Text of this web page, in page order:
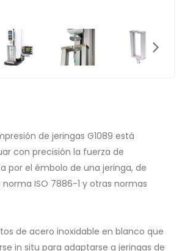
de jeringas G1089 está
con precisión la fuerza de
por el émbolo de una jeringa, de
ISO 7886-1 y otras normas
de acero inoxidable en blanco que
in situ para adaptarse a jeringas de